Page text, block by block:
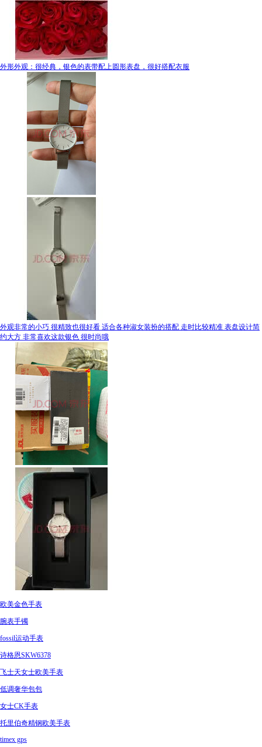
外形外观：很经典，银色的表带配上圆形表盘，很好搭配衣服
外观非常的小巧 很精致也很好看 适合各种淑女装扮的搭配 走时比较精准 表盘设计简
约大方 非常喜欢这款银色 很时尚哦
欧美金色手表
腕表手镯
fossil运动手表
诗格恩SKW6378
飞士天女士欧美手表
低调奢华包包
女士CK手表
托里伯奇精钢欧美手表
timex gps